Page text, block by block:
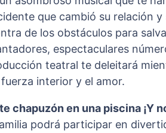
que cambió su relación y
de los obstáculos para
espectaculares
teatral te deleitará
interior y el amor.
chapuzón en una piscina ¡Y
podrá participar en